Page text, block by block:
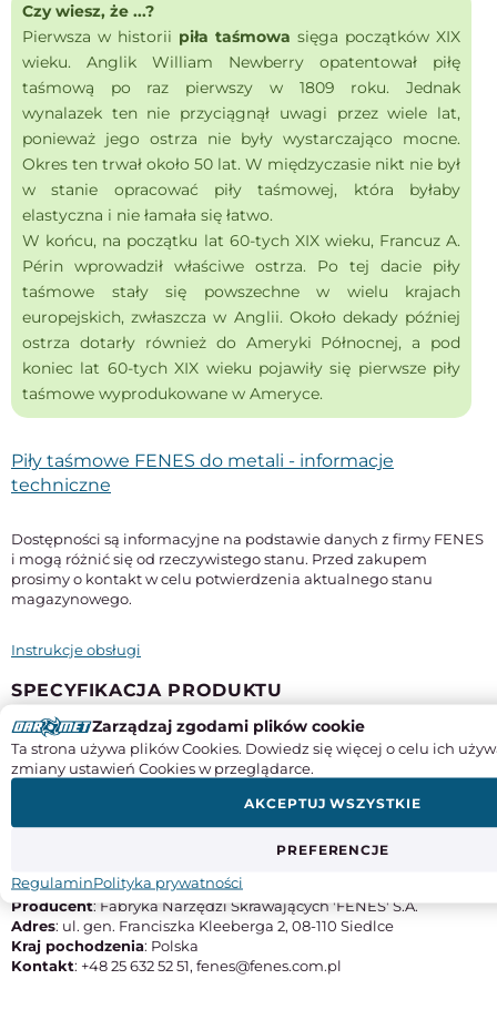
Czy wiesz, że ...?
Pierwsza w historii piła taśmowa sięga początków XIX
wieku. Anglik William Newberry opatentował piłę
taśmową po raz pierwszy w 1809 roku. Jednak
wynalazek ten nie przyciągnął uwagi przez wiele lat,
ponieważ jego ostrza nie były wystarczająco mocne.
Okres ten trwał około 50 lat. W międzyczasie nikt nie był
w stanie opracować piły taśmowej, która byłaby
elastyczna i nie łamała się łatwo.
W końcu, na początku lat 60-tych XIX wieku, Francuz A.
Périn wprowadził właściwe ostrza. Po tej dacie piły
taśmowe stały się powszechne w wielu krajach
europejskich, zwłaszcza w Anglii. Około dekady później
ostrza dotarły również do Ameryki Północnej, a pod
koniec lat 60-tych XIX wieku pojawiły się pierwsze piły
taśmowe wyprodukowane w Ameryce.
Piły taśmowe FENES do metali - informacje
techniczne
Dostępności są informacyjne na podstawie danych z firmy FENES
i mogą różnić się od rzeczywistego stanu. Przed zakupem
prosimy o kontakt w celu potwierdzenia aktualnego stanu
magazynowego.
Instrukcje obsługi
SPECYFIKACJA PRODUKTU
Długość
2490 mm
M42
Producent: Fabryka Narzędzi Skrawających 'FENES' S.A.
Adres: ul. gen. Franciszka Kleeberga 2, 08-110 Siedlce
Kraj pochodzenia: Polska
Kontakt: +48 25 632 52 51, fenes@fenes.com.pl
Zarządzaj zgodami plików cookie
Ta strona używa plików Cookies. Dowiedz się więcej o celu ich
zmiany ustawień Cookies w przeglądarce.
PREFERENCJE
AKCEPTUJ WSZYSTKIE
RegulaminPolityka prywatności